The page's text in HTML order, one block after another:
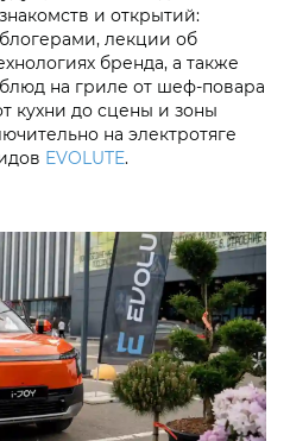
и открытий:
лекции об
бренда, а также
на гриле от шеф-повара
кухни до сцены и зоны
на электротяге
EVOLUTE.